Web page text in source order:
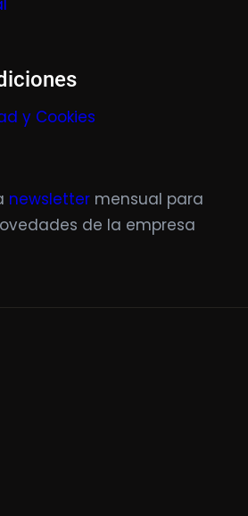
y Cookies
newsletter mensual para
de la empresa